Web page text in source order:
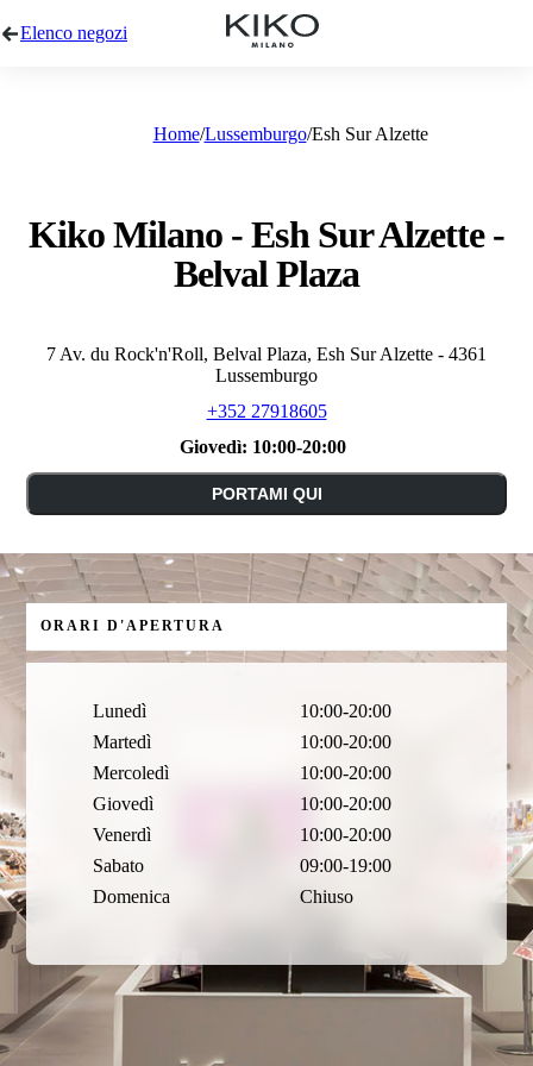
Elenco negozi
Home Lussemburgo Esh Sur Alzette
Kiko Milano - Esh Sur Alzette -
Belval Plaza
7 Av. du Rock'n'Roll, Belval Plaza, Esh Sur Alzette - 4361
Lussemburgo
+352 27918605
Giovedì: 10:00-20:00
PORTAMI QUI
ORARI D'APERTURA
Lunedì
10:00-20:00
Martedì
10:00-20:00
Mercoledì
10:00-20:00
Giovedì
10:00-20:00
Venerdì
10:00-20:00
Sabato
09:00-19:00
Domenica
Chiuso